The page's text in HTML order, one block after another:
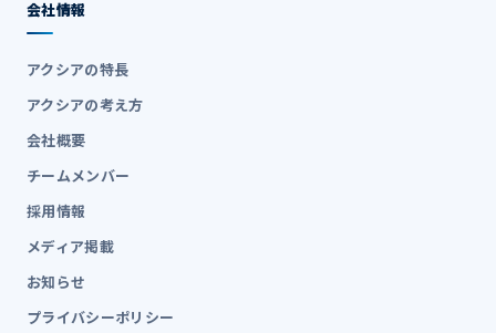
会社情報
アクシアの特長
アクシアの考え方
会社概要
チームメンバー
採用情報
メディア掲載
お知らせ
プライバシーポリシー